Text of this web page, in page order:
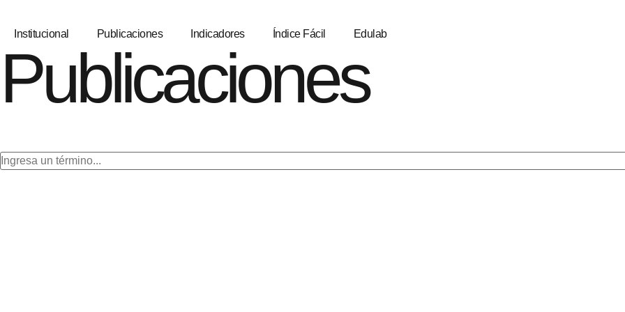
Institucional Publicaciones Indicadores Índice Fácil Edulab
Publicaciones